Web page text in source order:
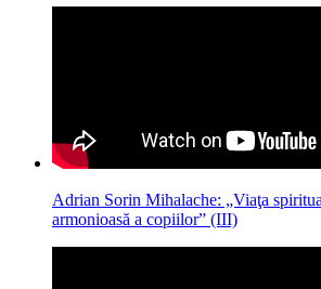
Adrian Sorin Mihalache: „Viaţa
armonioasă a copiilor” (III)